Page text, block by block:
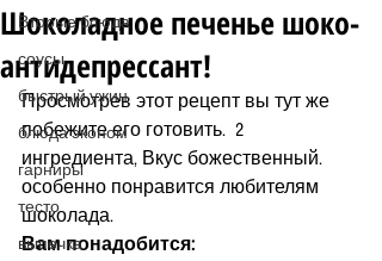
Вторые блюда
соусы
быстрый ужин
блюда эконом
гарниры
тесто
выпечка
Шоколадное печенье шоко-
антидепрессант!
Просмотрев этот рецепт вы тут же
побежите его готовить.  2
ингредиента, Вкус божественный.
особенно понравится любителям
шоколада.
Вам понадобится: